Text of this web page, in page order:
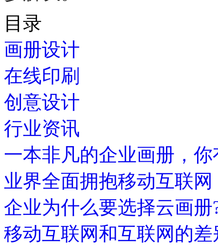
目录
画册设计
在线印刷
创意设计
行业资讯
一本非凡的企业画册，
业界全面拥抱移动互联网
企业为什么要选择云画册
移动互联网和互联网的